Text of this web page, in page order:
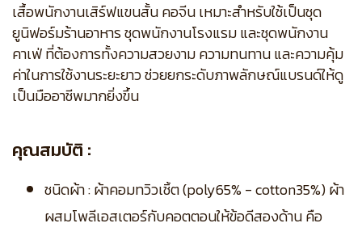
เสื้อพนักงานเสิร์ฟแขนสั้น คอจีน เหมาะสำหรับใช้เป็นชุด
ยูนิฟอร์มร้านอาหาร ชุดพนักงานโรงแรม และชุดพนักงาน
คาเฟ่ ที่ต้องการทั้งความสวยงาม ความทนทาน และความคุ้ม
ค่าในการใช้งานระยะยาว ช่วยยกระดับภาพลักษณ์แบรนด์ให้ดู
เป็นมืออาชีพมากยิ่งขึ้น
คุณสมบัติ :
ชนิดผ้า : ผ้าคอมทวิวเชิ้ต (poly65% - cotton35%) ผ้า
ผสมโพลีเอสเตอร์กับคอตตอนให้ข้อดีสองด้าน คือ